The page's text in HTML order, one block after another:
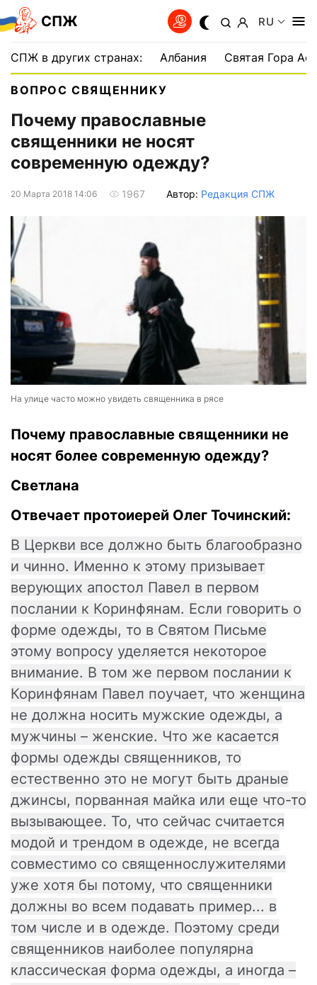
СПЖ RU
СПЖ в других странах: Албания Святая Гора
ВОПРОС СВЯЩЕННИКУ
Почему православные
священники не носят
современную одежду?
20 Марта 2018 14:06 1967 Автор: Редакция СПЖ
На улице часто можно увидеть священника в рясе
Почему православные священники не
носят более современную одежду?
Светлана
Отвечает протоиерей Олег Точинский:
В Церкви все должно быть благообразно
и чинно. Именно к этому призывает
верующих апостол Павел в первом
послании к Коринфянам. Если говорить о
форме одежды, то в Святом Письме
этому вопросу уделяется некоторое
внимание. В том же первом послании к
Коринфянам Павел поучает, что женщина
не должна носить мужские одежды, а
мужчины – женские. Что же касается
формы одежды священников, то
естественно это не могут быть драные
джинсы, порванная майка или еще что-то
вызывающее. То, что сейчас считается
модой и трендом в одежде, не всегда
совместимо со священнослужителями
уже хотя бы потому, что священники
должны во всем подавать пример... в
том числе и в одежде. Поэтому среди
священников наиболее популярна
классическая форма одежды, а иногда –